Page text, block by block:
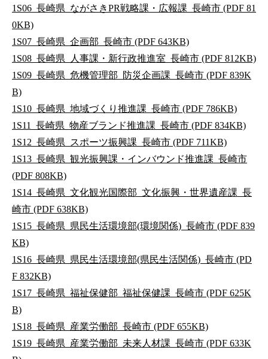
1S06_長崎県_ながさきPR戦略課・広報課_長崎市 (PDF 81
0KB)
1S07_長崎県_企画部_長崎市 (PDF 643KB)
1S08_長崎県_人事課・新行政推進室_長崎市 (PDF 812KB)
1S09_長崎県_危機管理部_防災企画課_長崎市 (PDF 839K
B)
1S10_長崎県_地域づくり推進課_長崎市 (PDF 786KB)
1S11_長崎県_物産ブランド推進課_長崎市 (PDF 834KB)
1S12_長崎県_スポーツ振興課_長崎市 (PDF 711KB)
1S13_長崎県_観光振興課・インバウンド推進課_長崎市
(PDF 808KB)
1S14_長崎県_文化観光国際部_文化振興・世界遺産課_長
崎市 (PDF 638KB)
1S15_長崎県_県民生活環境部(環境関係)_長崎市 (PDF 839
KB)
1S16_長崎県_県民生活環境部(県民生活関係)_長崎市 (PD
F 832KB)
1S17_長崎県_福祉保健部_福祉保健課_長崎市 (PDF 625K
B)
1S18_長崎県_産業労働部_長崎市 (PDF 655KB)
1S19_長崎県_産業労働部_未来人材課_長崎市 (PDF 633K